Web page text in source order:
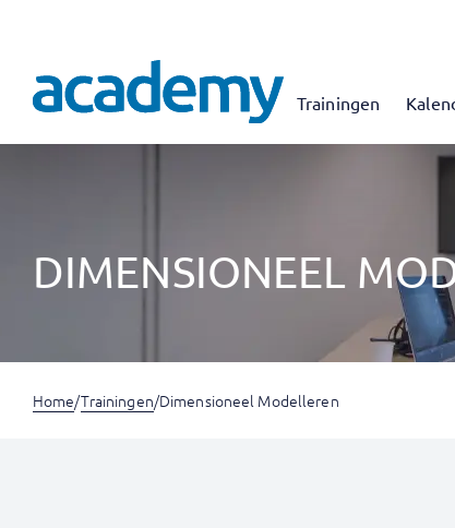
Trainingen
DIMENSIONEEL
Home/Trainingen/Dimensioneel Modelleren